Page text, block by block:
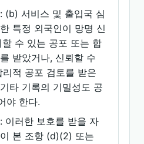
(b) 서비스 및 출입국 심
특정 외국인이 망명 신
수 있는 공포 또는 합
받았거나, 신뢰할 수
적 공포 검토를 받은
타 기록의 기밀성도 공
야 한다.
이러한 보호를 받을 자
본 조항 (d)(2) 또는